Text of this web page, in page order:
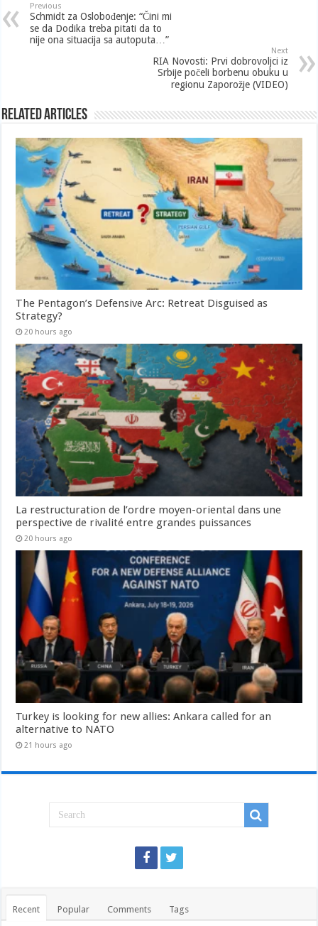
Previous
Schmidt za Oslobođenje: “Čini mi
se da Dodika treba pitati da to
nije ona situacija sa autoputa…”
Next
RIA Novosti: Prvi dobrovoljci iz
Srbije počeli borbenu obuku u
regionu Zaporožje (VIDEO)
Related Articles
The Pentagon’s Defensive Arc: Retreat Disguised as
Strategy?
20 hours ago
La restructuration de l’ordre moyen-oriental dans une
perspective de rivalité entre grandes puissances
20 hours ago
Turkey is looking for new allies: Ankara called for an
alternative to NATO
21 hours ago
Recent Popular Comments Tags